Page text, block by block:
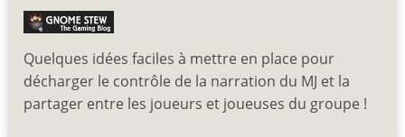
Quelques idées faciles à mettre en place pour
décharger le contrôle de la narration du MJ et la
partager entre les joueurs et joueuses du groupe !